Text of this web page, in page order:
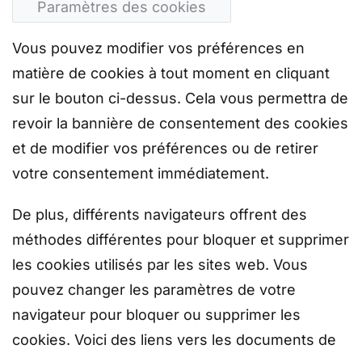
Paramètres des cookies
Vous pouvez modifier vos préférences en
matière de cookies à tout moment en cliquant
sur le bouton ci-dessus. Cela vous permettra de
revoir la bannière de consentement des cookies
et de modifier vos préférences ou de retirer
votre consentement immédiatement.
De plus, différents navigateurs offrent des
méthodes différentes pour bloquer et supprimer
les cookies utilisés par les sites web. Vous
pouvez changer les paramètres de votre
navigateur pour bloquer ou supprimer les
cookies. Voici des liens vers les documents de